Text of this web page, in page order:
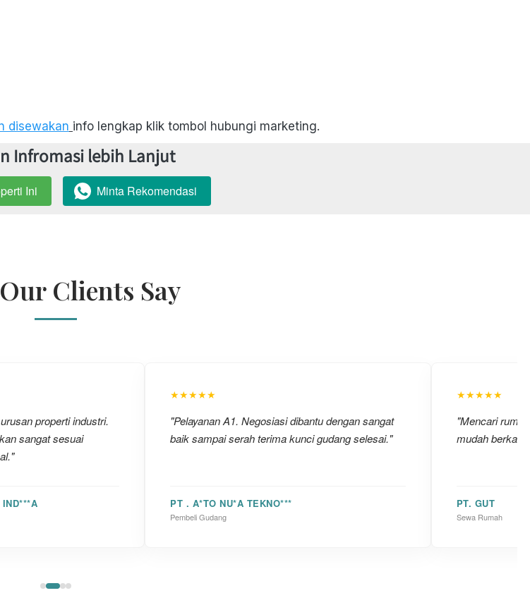
disewakan info lengkap klik tombol hubungi marketing.
Infromasi lebih Lanjut
Ini ` Minta Rekomendasi
Clients Say
properti industri.
sangat sesuai
★★★★★
"Pelayanan A1. Negosiasi dibantu dengan sangat
baik sampai serah terima kunci gudang selesai."
PT . A*TO NU*A TEKNO***
Pembeli Gudang
★★★★★
"Mencari
mudah berkat
PT. GUT
Sewa Rumah